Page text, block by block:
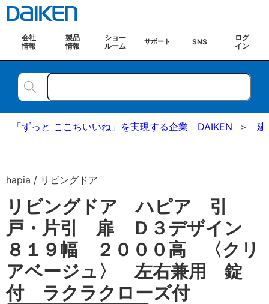
会社
情報
製品
情報
ショー
ルーム
サポート SNS
ログ
イン
「ずっと ここちいいね」を実現する企業 DAIKEN 建
hapia / リビングドア
リビングドア ハピア 引
戸・片引 扉 Ｄ３デザイン
８１９幅 ２０００高 〈クリ
アベージュ〉 左右兼用 錠
付 ラクラクローズ付